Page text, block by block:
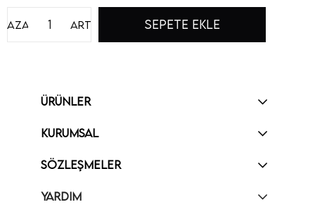
Artır
Azalt
ÜRÜNLER
KURUMSAL
SÖZLEŞMELER
YARDIM